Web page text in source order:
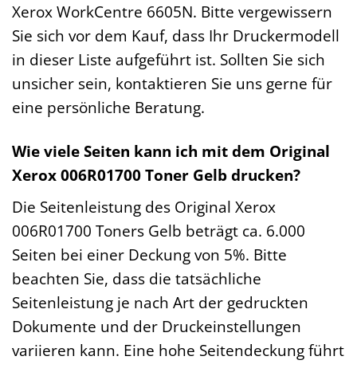
Xerox WorkCentre 6605N. Bitte vergewissern
Sie sich vor dem Kauf, dass Ihr Druckermodell
in dieser Liste aufgeführt ist. Sollten Sie sich
unsicher sein, kontaktieren Sie uns gerne für
eine persönliche Beratung.
Wie viele Seiten kann ich mit dem Original
Xerox 006R01700 Toner Gelb drucken?
Die Seitenleistung des Original Xerox
006R01700 Toners Gelb beträgt ca. 6.000
Seiten bei einer Deckung von 5%. Bitte
beachten Sie, dass die tatsächliche
Seitenleistung je nach Art der gedruckten
Dokumente und der Druckeinstellungen
variieren kann. Eine hohe Seitendeckung führt